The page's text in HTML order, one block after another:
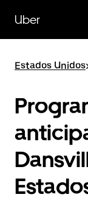
contenido
principal
Uber
Estados Unidos